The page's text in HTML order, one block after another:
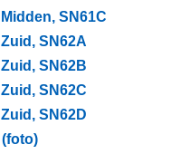
SN61C
SN62A
SN62B
SN62C
SN62D